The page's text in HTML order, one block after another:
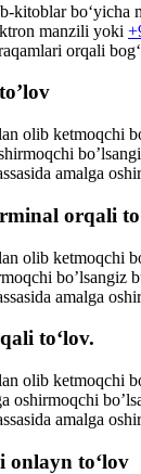
kitoblar bo‘yicha
manzili yoki
orqali
olib ketmoqchi
amalga
orqali
olib ketmoqchi
bo’lsangiz
amalga
toʻlov.
olib ketmoqchi
oshirmoqchi
amalga
onlayn toʻlov